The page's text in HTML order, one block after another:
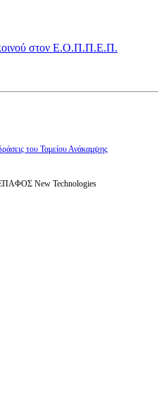
κοινού στον Ε.Ο.Π.Π.Ε.Π.
του Ταμείου Ανάκαμψης
New Technologies